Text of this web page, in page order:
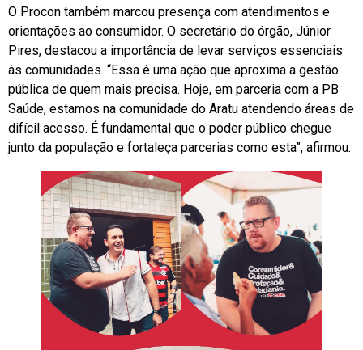
O Procon também marcou presença com atendimentos e
orientações ao consumidor. O secretário do órgão, Júnior
Pires, destacou a importância de levar serviços essenciais
às comunidades. “Essa é uma ação que aproxima a gestão
pública de quem mais precisa. Hoje, em parceria com a PB
Saúde, estamos na comunidade do Aratu atendendo áreas de
difícil acesso. É fundamental que o poder público chegue
junto da população e fortaleça parcerias como esta”, afirmou.